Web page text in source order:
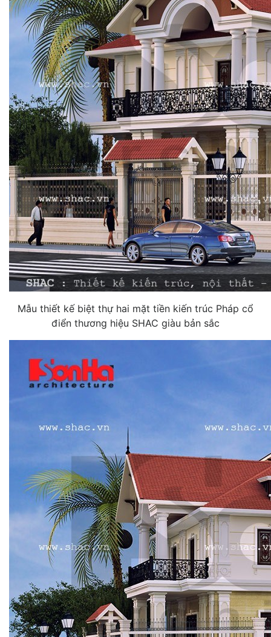
Mẫu thiết kế biệt thự hai mặt tiền kiến trúc Pháp cổ
điển thương hiệu SHAC giàu bản sắc